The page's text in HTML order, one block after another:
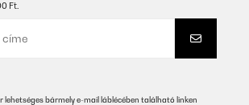
Ft.
lehetséges bármely e-mail láblécében található linken